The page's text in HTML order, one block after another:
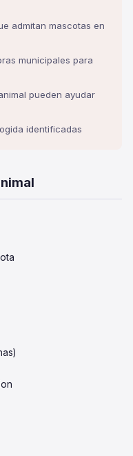
admitan mascotas en
municipales para
pueden ayudar
identificadas